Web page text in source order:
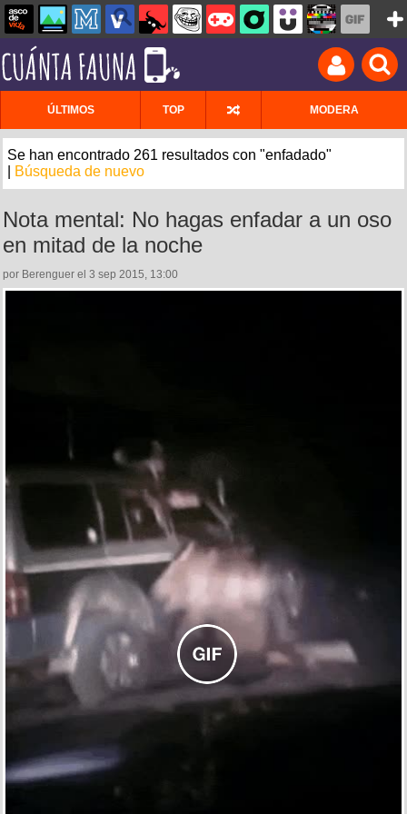
ÚLTIMOS TOP MODERA
Se han encontrado 261 resultados con "enfadado"
Búsqueda de nuevo
Nota mental: No hagas enfadar a un oso
en mitad de la noche
por Berenguer el 3 sep 2015, 13:00